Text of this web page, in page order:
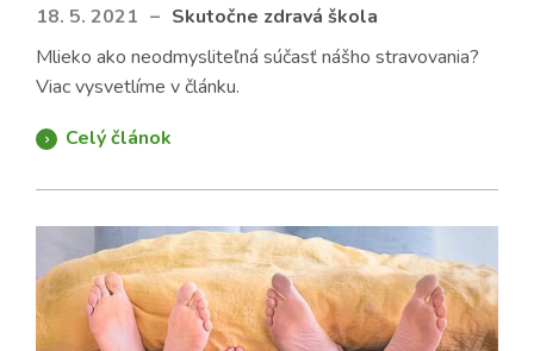
18. 5. 2021 – Skutočne zdravá škola
Mlieko ako neodmysliteľná súčasť nášho stravovania?
Viac vysvetlíme v článku.
Celý článok